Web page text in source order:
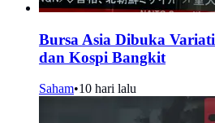
Bursa Asia Dibuka
dan Kospi Bangkit
Saham•10 hari lalu